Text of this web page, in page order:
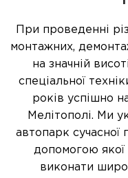
При проведенні
монтажних,
на значній
спеціальної
років успішно
Мелітополі. Ми
автопарк сучасної
допомогою
виконати